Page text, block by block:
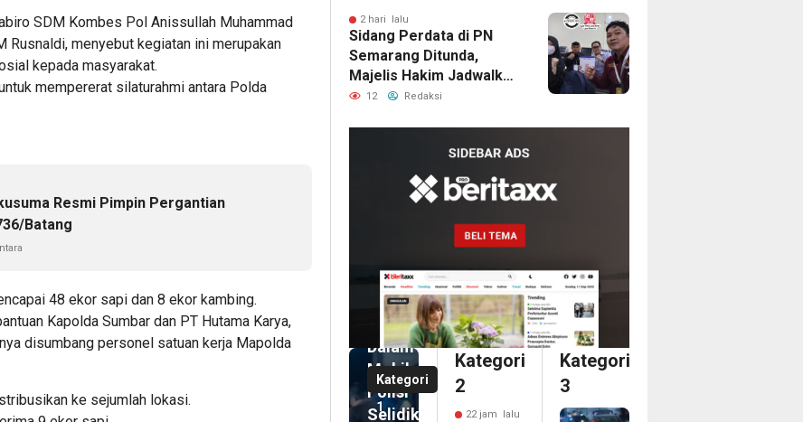
SDM Kombes Pol Anissullah Muhammad
Rusnaldi, menyebut kegiatan ini merupakan
kepada masyarakat.
mempererat silaturahmi antara Polda
Resmi Pimpin Pergantian
Batang
48 ekor sapi dan 8 ekor kambing.
Kapolda Sumbar dan PT Hutama Karya,
disumbang personel satuan kerja Mapolda
ke sejumlah lokasi.
Diamankan
2 hari lalu
Sidang Perdata di PN
Semarang Ditunda,
Majelis Hakim Jadwalkan
Pemanggilan Ulang BPR
12 Redaksi
Kategori
1
Ditemukan
Meninggal
Dalam
Mobil,
Polisi
Selidiki
Kategori
2
22 jam lalu
Kategori
3